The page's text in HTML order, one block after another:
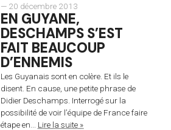
— 20 décembre 2013
EN GUYANE,
DESCHAMPS S’EST
FAIT BEAUCOUP
D’ENNEMIS
Les Guyanais sont en colère. Et ils le
disent. En cause, une petite phrase de
Didier Deschamps. Interrogé sur la
possibilité de voir l’équipe de France faire
étape en... Lire la suite »